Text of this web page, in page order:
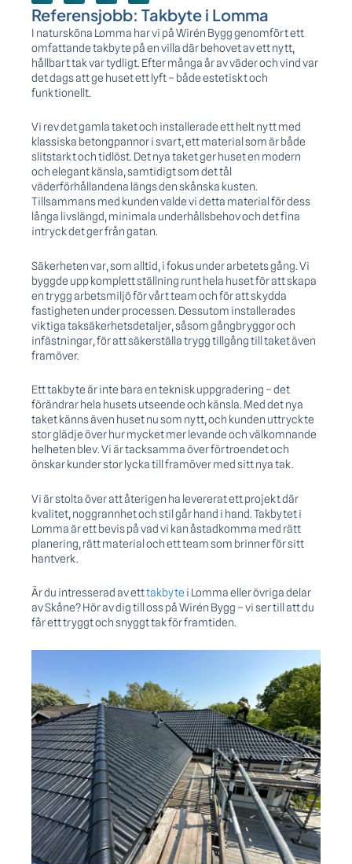
Referensjobb: Takbyte i Lomma
I natursköna Lomma har vi på Wirén Bygg genomfört ett
omfattande takbyte på en villa där behovet av ett nytt,
hållbart tak var tydligt. Efter många år av väder och vind var
det dags att ge huset ett lyft – både estetiskt och
funktionellt.
Vi rev det gamla taket och installerade ett helt nytt med
klassiska betongpannor i svart, ett material som är både
slitstarkt och tidlöst. Det nya taket ger huset en modern
och elegant känsla, samtidigt som det tål
väderförhållandena längs den skånska kusten.
Tillsammans med kunden valde vi detta material för dess
långa livslängd, minimala underhållsbehov och det fina
intryck det ger från gatan.
Säkerheten var, som alltid, i fokus under arbetets gång. Vi
byggde upp komplett ställning runt hela huset för att skapa
en trygg arbetsmiljö för vårt team och för att skydda
fastigheten under processen. Dessutom installerades
viktiga taksäkerhetsdetaljer, såsom gångbryggor och
infästningar, för att säkerställa trygg tillgång till taket även
framöver.
Ett takbyte är inte bara en teknisk uppgradering – det
förändrar hela husets utseende och känsla. Med det nya
taket känns även huset nu som nytt, och kunden uttryckte
stor glädje över hur mycket mer levande och välkomnande
helheten blev. Vi är tacksamma över förtroendet och
önskar kunder stor lycka till framöver med sitt nya tak.
Vi är stolta över att återigen ha levererat ett projekt där
kvalitet, noggrannhet och stil går hand i hand. Takbytet i
Lomma är ett bevis på vad vi kan åstadkomma med rätt
planering, rätt material och ett team som brinner för sitt
hantverk.
Är du intresserad av etttakbyte i Lomma eller övriga delar
av Skåne? Hör av dig till oss på Wirén Bygg – vi ser till att du
får ett tryggt och snyggt tak för framtiden.